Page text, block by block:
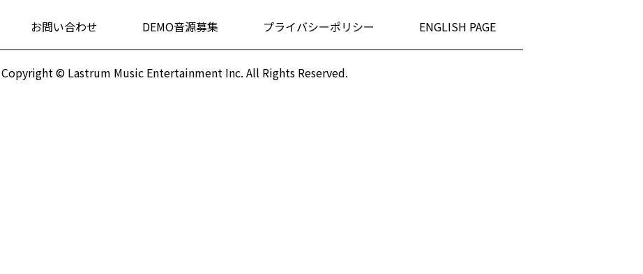
お問い合わせ DEMO音源募集 プライバシーポリシー ENGLISH PAGE
Copyright © Lastrum Music Entertainment Inc. All Rights Reserved.